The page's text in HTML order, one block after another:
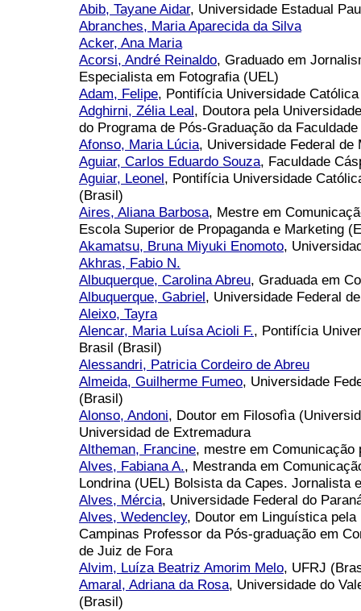
Abib, Tayane Aidar, Universidade Estadual
Abranches, Maria Aparecida da Silva
Acker, Ana Maria
Acorsi, André Reinaldo, Graduado em
Especialista em Fotografia (UEL)
Adam, Felipe, Pontifícia Universidade
Adghirni, Zélia Leal, Doutora pela
do Programa de Pós-Graduação da
Afonso, Maria Lúcia, Universidade Federal
Aguiar, Carlos Eduardo Souza, Faculdade
Aguiar, Leonel, Pontifícia Universidade
(Brasil)
Aires, Aliana Barbosa, Mestre em
Escola Superior de Propaganda e Marketing
Akamatsu, Bruna Miyuki Enomoto,
Akhras, Fabio N.
Albuquerque, Carolina Abreu, Graduada em
Albuquerque, Gabriel, Universidade Federal
Aleixo, Tayra
Alencar, Maria Luísa Acioli F., Pontifícia
Brasil (Brasil)
Alessandri, Patricia Cordeiro de Abreu
Almeida, Guilherme Fumeo, Universidade
(Brasil)
Alonso, Andoni, Doutor em Filosofìa
Universidad de Extremadura
Altheman, Francine, mestre em Comunicação
Alves, Fabiana A., Mestranda em
Londrina (UEL) Bolsista da Capes. Jornalista
Alves, Mércia, Universidade Federal do
Alves, Wedencley, Doutor em Linguística
Campinas Professor da Pós-graduação em
de Juiz de Fora
Alvim, Luíza Beatriz Amorim Melo, UFRJ
Amaral, Adriana da Rosa, Universidade do
(Brasil)